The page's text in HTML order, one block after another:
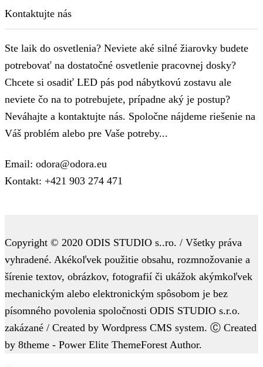
Kontaktujte nás
Ste laik do osvetlenia? Neviete aké silné žiarovky budete
potrebovať na dostatočné osvetlenie pracovnej dosky?
Chcete si osadiť LED pás pod nábytkovú zostavu ale
neviete čo na to potrebujete, prípadne aký je postup?
Neváhajte a kontaktujte nás. Spoločne nájdeme riešenie na
Váš problém alebo pre Vaše potreby...
Email: odora@odora.eu
Kontakt: +421 903 274 471
Copyright © 2020 ODIS STUDIO s..ro. / Všetky práva
vyhradené. Akékoľvek použitie obsahu, rozmnožovanie a
šírenie textov, obrázkov, fotografií či ukážok akýmkoľvek
mechanickým alebo elektronickým spôsobom je bez
písomného povolenia spoločnosti ODIS STUDIO s.r.o.
zakázané / Created by Wordpress CMS system. Ⓒ Created
by 8theme - Power Elite ThemeForest Author.